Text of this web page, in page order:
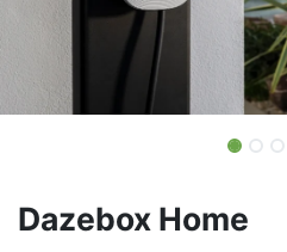
Dazebox Home